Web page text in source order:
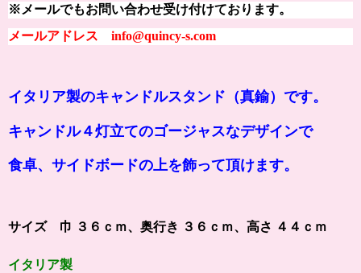
※メールでもお問い合わせ受け付けております。
メールアドレス info@quincy-s.com
イタリア製のキャンドルスタンド（真鍮）です。
キャンドル４灯立てのゴージャスなデザインで
食卓、サイドボードの上を飾って頂けます。
サイズ 巾 ３６ｃｍ、奥行き ３６ｃｍ、高さ ４４ｃｍ
イタリア製